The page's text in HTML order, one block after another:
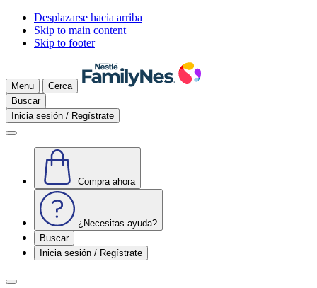
Desplazarse hacia arriba
Skip to main content
Skip to footer
Menu
Cerca
Buscar
Inicia sesión / Regístrate
Compra ahora
¿Necesitas ayuda?
Buscar
Inicia sesión / Regístrate